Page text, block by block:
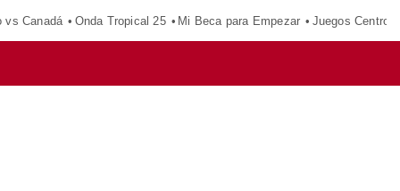
vs Canadá Onda Tropical 25 Mi Beca para Empezar Juegos